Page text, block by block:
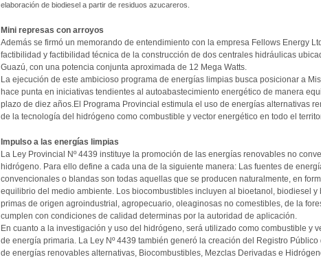
elaboración de biodiesel a partir de residuos azucareros.
Mini represas con arroyos
Además se firmó un memorando de entendimiento con la empresa Fellows Energy
factibilidad y factibilidad técnica de la construcción de dos centrales hidráulicas
Guazú, con una potencia conjunta aproximada de 12 Mega Watts.
La ejecución de este ambicioso programa de energías limpias busca posicionar a
hace punta en iniciativas tendientes al autoabastecimiento energético de manera
plazo de diez años.El Programa Provincial estimula el uso de energías alternativas
de la tecnología del hidrógeno como combustible y vector energético en todo el
Impulso a las energías limpias
La Ley Provincial Nº 4439 instituye la promoción de las energías renovables no
hidrógeno. Para ello define a cada una de la siguiente manera: Las fuentes de
convencionales o blandas son todas aquellas que se producen naturalmente, en
equilibrio del medio ambiente. Los biocombustibles incluyen al bioetanol, biodiesel
primas de origen agroindustrial, agropecuario, oleaginosas no comestibles, de la
cumplen con condiciones de calidad determinas por la autoridad de aplicación.
En cuanto a la investigación y uso del hidrógeno, será utilizado como combustible y
de energía primaria. La Ley Nº 4439 también generó la creación del Registro
de energías renovables alternativas, Biocombustibles, Mezclas Derivadas e